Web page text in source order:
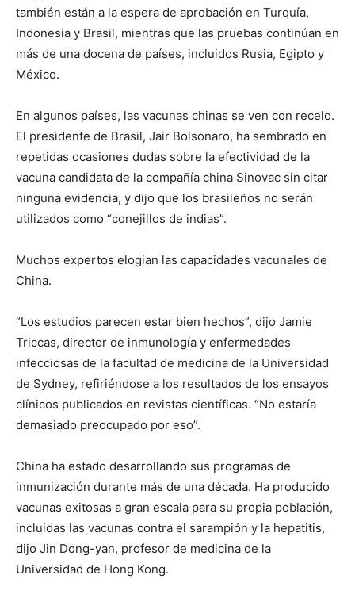
también están a la espera de aprobación en Turquía,
Indonesia y Brasil, mientras que las pruebas continúan en
más de una docena de países, incluidos Rusia, Egipto y
México.
En algunos países, las vacunas chinas se ven con recelo.
El presidente de Brasil, Jair Bolsonaro, ha sembrado en
repetidas ocasiones dudas sobre la efectividad de la
vacuna candidata de la compañía china Sinovac sin citar
ninguna evidencia, y dijo que los brasileños no serán
utilizados como “conejillos de indias”.
Muchos expertos elogian las capacidades vacunales de
China.
“Los estudios parecen estar bien hechos”, dijo Jamie
Triccas, director de inmunología y enfermedades
infecciosas de la facultad de medicina de la Universidad
de Sydney, refiriéndose a los resultados de los ensayos
clínicos publicados en revistas científicas. “No estaría
demasiado preocupado por eso”.
China ha estado desarrollando sus programas de
inmunización durante más de una década. Ha producido
vacunas exitosas a gran escala para su propia población,
incluidas las vacunas contra el sarampión y la hepatitis,
dijo Jin Dong-yan, profesor de medicina de la
Universidad de Hong Kong.